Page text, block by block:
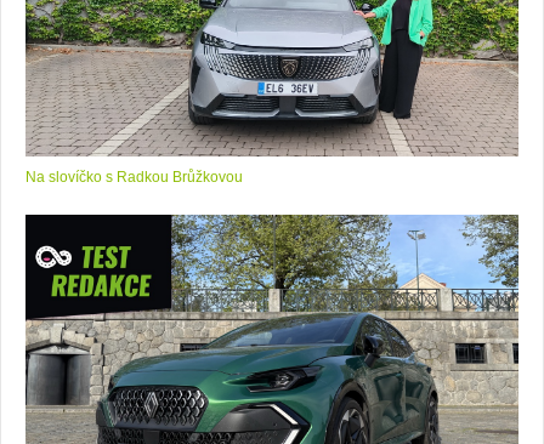
Na slovíčko s Radkou Brůžkovou